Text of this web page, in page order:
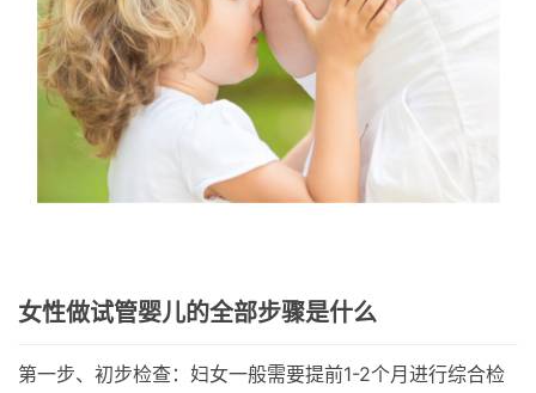
女性做试管婴儿的全部步骤是什么
第一步、初步检查：妇女一般需要提前1-2个月进行综合检